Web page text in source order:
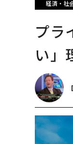
経済・社
プラ
い」